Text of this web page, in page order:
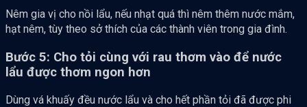
Nêm gia vị cho nồi lẩu, nếu nhạt quá thì nêm thêm nước mắm,
hạt nêm, tùy theo sở thích của các thành viên trong gia đình.
Bước 5: Cho tỏi cùng với rau thơm vào để nước
lẩu được thơm ngon hơn
Dùng vá khuấy đều nước lẩu và cho hết phần tỏi đã được phi